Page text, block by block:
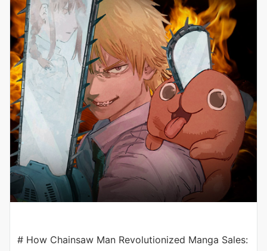
# How Chainsaw Man Revolutionized Manga Sales: